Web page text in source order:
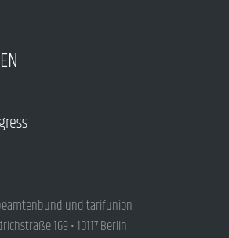
und tarifunion
169 • 10117 Berlin